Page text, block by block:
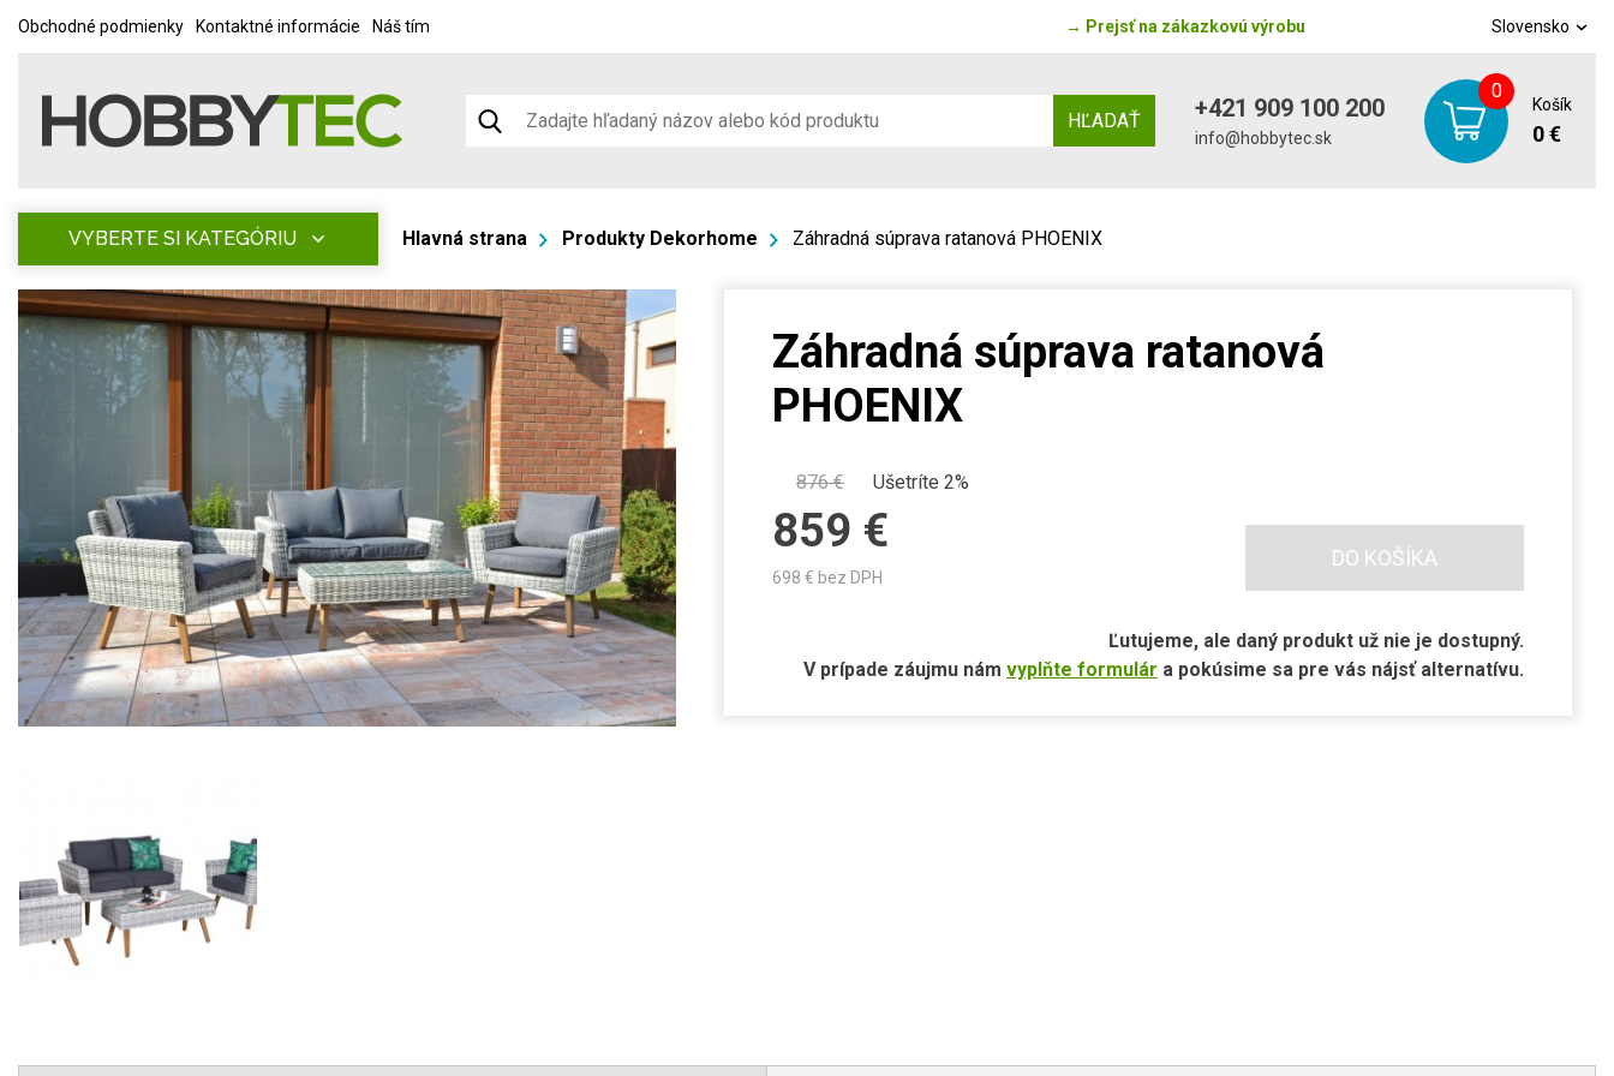
Obchodné podmienky Kontaktné informácie Náš tím → Prejsť na zákazkovú výrobu Slovensko
HĽADAŤ +421 909 100 200
info@hobbytec.sk
0
Košík
0 €
VYBERTE SI KATEGÓRIU Hlavná strana Produkty Dekorhome Záhradná súprava ratanová PHOENIX
Záhradná súprava ratanová
PHOENIX
876€ Ušetríte 2%
859 €
698 € bez DPH
DO KOŠÍKA
Ľutujeme, ale daný produkt už nie je dostupný.
V prípade záujmu nám vyplňte formulár a pokúsime sa pre vás nájsť alternatívu.